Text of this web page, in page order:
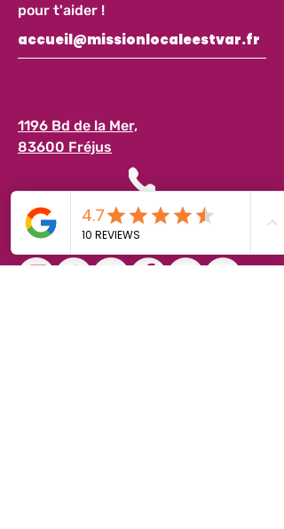
pour t'aider !
accueil@missionlocaleestvar.fr
1196 Bd de la Mer,
83600 Fréjus
04 94 17 63 63